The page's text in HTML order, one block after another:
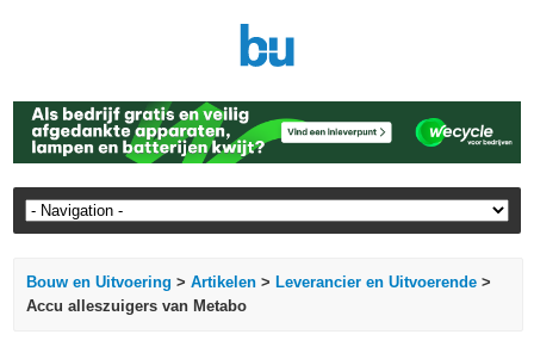
Bouw en Uitvoering >Artikelen > Leverancier en Uitvoerende >
Accu alleszuigers van Metabo